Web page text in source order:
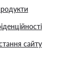
сайту